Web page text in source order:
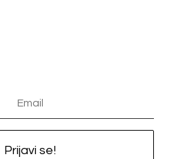
Prijavi se!